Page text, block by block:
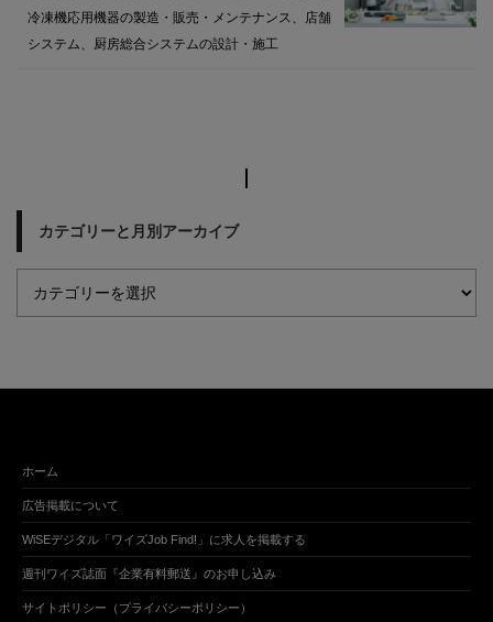
冷凍機応用機器の製造・販売・メンテナンス、店舗
システム、厨房総合システムの設計・施工
カテゴリーと月別アーカイブ
ホーム
広告掲載について
WiSEデジタル「ワイズJob Find!」に求人を掲載する
週刊ワイズ誌面『企業有料郵送』のお申し込み
サイトポリシー（プライバシーポリシー）